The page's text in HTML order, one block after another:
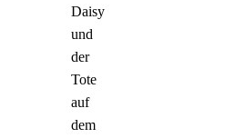
Daisy
und
der
Tote
auf
dem